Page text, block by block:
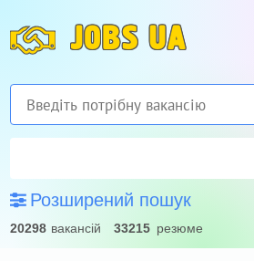
JOBS UA
Розширений пошук
20298 вакансій 33215 резюме